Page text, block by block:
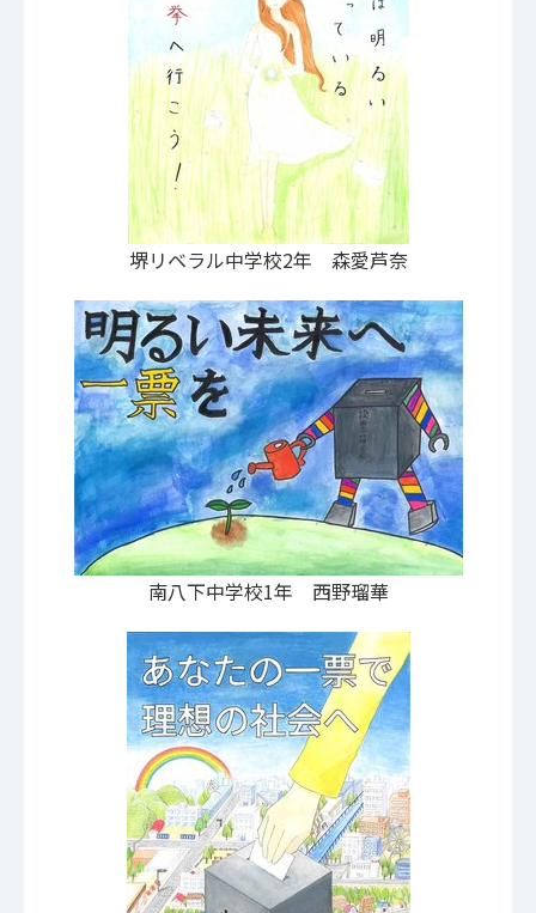
堺リベラル中学校2年 森愛芦奈
南八下中学校1年 西野瑠華